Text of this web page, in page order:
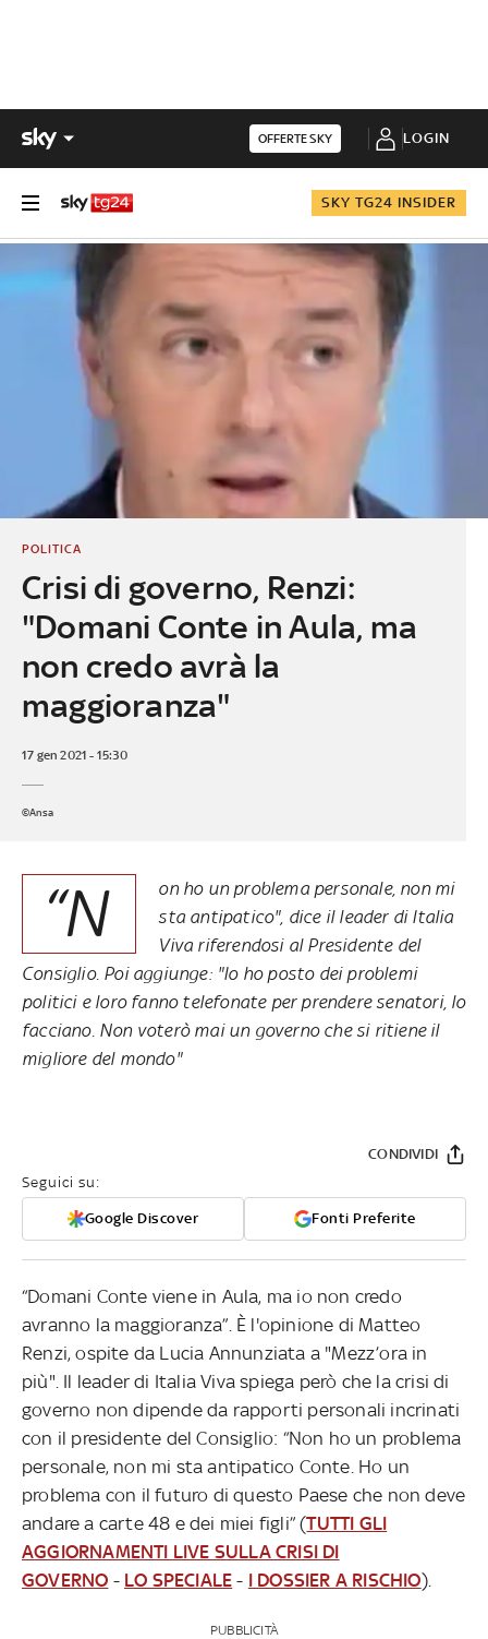
OFFERTE SKY LOGIN
SKY TG24 INSIDER
Crisi di governo, Renzi:
"Domani Conte in Aula, ma
non credo avrà la
maggioranza"
POLITICA
17 gen 2021 - 15:30
©Ansa
“N
on ho un problema personale, non mi
sta antipatico", dice il leader di Italia
Viva riferendosi al Presidente del
Consiglio. Poi aggiunge: "Io ho posto dei problemi
politici e loro fanno telefonate per prendere senatori, lo
facciano. Non voterò mai un governo che si ritiene il
migliore del mondo"
Seguici su:
Google Discover Fonti Preferite
CONDIVIDI
“Domani Conte viene in Aula, ma io non credo
avranno la maggioranza”. È l'opinione di Matteo
Renzi, ospite da Lucia Annunziata a "Mezz’ora in
più". Il leader di Italia Viva spiega però che la crisi di
governo non dipende da rapporti personali incrinati
con il presidente del Consiglio: “Non ho un problema
personale, non mi sta antipatico Conte. Ho un
problema con il futuro di questo Paese che non deve
andare a carte 48 e dei miei figli” (TUTTI GLI
AGGIORNAMENTI LIVE SULLA CRISI DI
GOVERNO - LO SPECIALE - I DOSSIER A RISCHIO).
PUBBLICITÀ